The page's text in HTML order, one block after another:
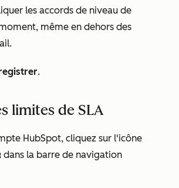
les accords de niveau de
même en dehors des
.
limites de SLA
HubSpot, cliquez sur l'icône
dans la barre de navigation